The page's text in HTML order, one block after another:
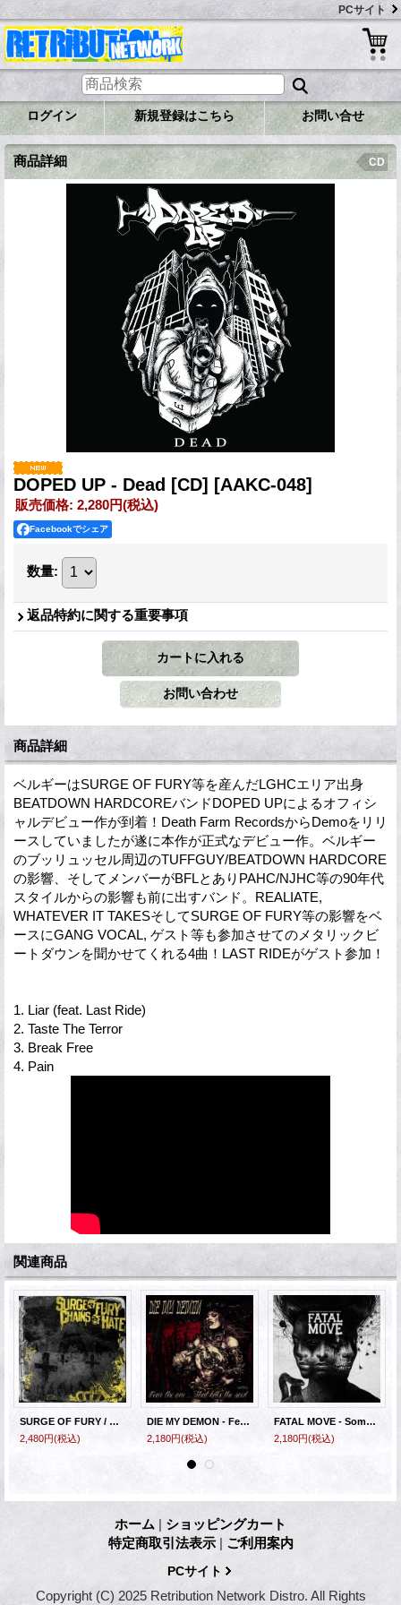
PCサイト
ログイン 新規登録はこちら お問い合せ
商品詳細 CD
DOPED UP - Dead [CD] [AAKC-048]
販売価格: 2,280円(税込)
Facebookでシェア
数量:
返品特約に関する重要事項
商品詳細
ベルギーはSURGE OF FURY等を産んだLGHCエリア出身
BEATDOWN HARDCOREバンドDOPED UPによるオフィシ
ャルデビュー作が到着！Death Farm RecordsからDemoをリリ
ースしていましたが遂に本作が正式なデビュー作。ベルギー
のブッリュッセル周辺のTUFFGUY/BEATDOWN HARDCORE
の影響、そしてメンバーがBFLとありPAHC/NJHC等の90年代
スタイルからの影響も前に出すバンド。REALIATE,
WHATEVER IT TAKESそしてSURGE OF FURY等の影響をベ
ースにGANG VOCAL, ゲスト等も参加させてのメタリックビ
ートダウンを聞かせてくれる4曲！LAST RIDEがゲスト参加！
1. Liar (feat. Last Ride)
2. Taste The Terror
3. Break Free
4. Pain
関連商品
SURGE OF FURY / CHAINS OF HATE - Split [CD]
2,480円(税込)
DIE MY DEMON - Fear The One... That Kills The Soul [CD]
2,180円(税込)
FATAL MOVE - Somewhere Between Life And Death [CD]
2,180円(税込)
ホーム | ショッピングカート
特定商取引法表示 | ご利用案内
PCサイト
Copyright (C) 2025 Retribution Network Distro. All Rights